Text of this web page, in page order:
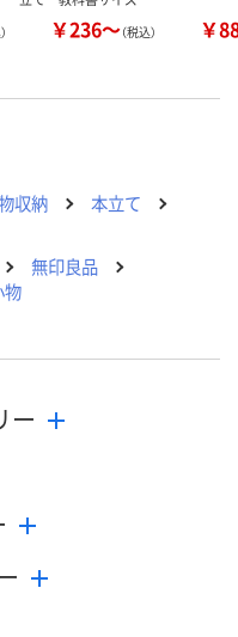
￥236～（税込） ￥
収納
本立て
無印良品
物
ー